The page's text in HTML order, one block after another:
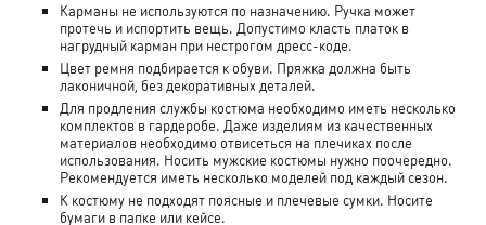
Карманы не используются по назначению. Ручка может
протечь и испортить вещь. Допустимо класть платок в
нагрудный карман при нестрогом дресс-коде.
Цвет ремня подбирается к обуви. Пряжка должна быть
лаконичной, без декоративных деталей.
Для продления службы костюма необходимо иметь несколько
комплектов в гардеробе. Даже изделиям из качественных
материалов необходимо отвисеться на плечиках после
использования. Носить мужские костюмы нужно поочередно.
Рекомендуется иметь несколько моделей под каждый сезон.
К костюму не подходят поясные и плечевые сумки. Носите
бумаги в папке или кейсе.